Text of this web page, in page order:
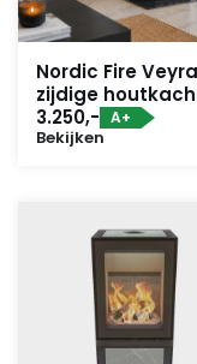
Nordic Fire
zijdige
3.250,- A+
Bekijken